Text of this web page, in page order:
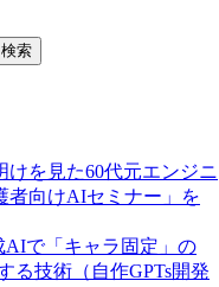
検索
けを見た60代元エンジニ
者向けAIセミナー」を
AIで「キャラ固定」の
る技術（自作GPTs開発